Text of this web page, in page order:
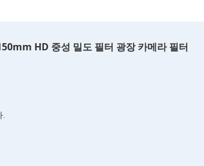
HD 중성 밀도 필터 광장 카메라 필터
.